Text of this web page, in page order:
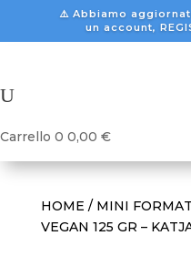
⚠️ Abbiamo
un account,
U
Carrello 0 0,00 €
HOME / MINI
VEGAN 125 GR –